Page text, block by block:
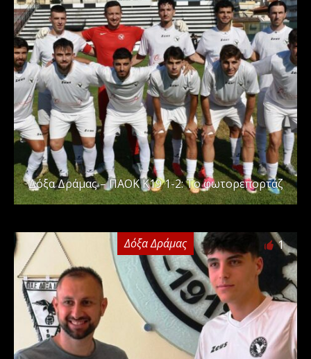
Δόξα Δράμας – ΠΑΟΚ Κ19 1-2: Το φωτορεπορτάζ
Δόξα Δράμας 1